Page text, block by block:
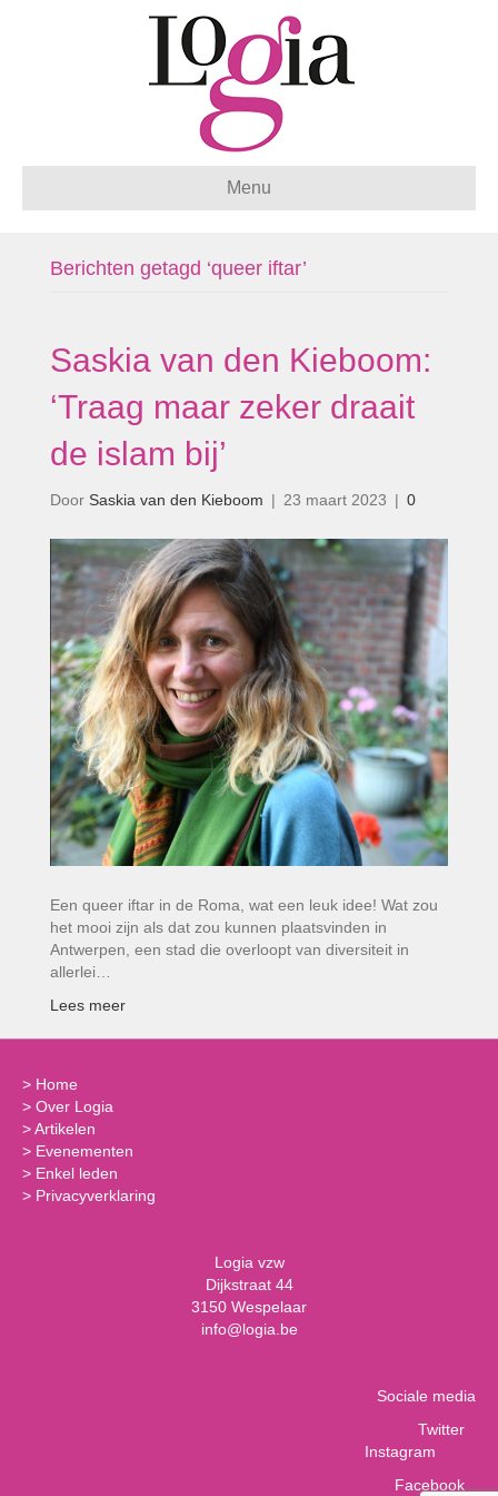
Menu
Berichten getagd ‘queer iftar’
Saskia van den Kieboom:
‘Traag maar zeker draait
de islam bij’
Door Saskia van den Kieboom | 23 maart 2023 | 0
Een queer iftar in de Roma, wat een leuk idee! Wat zou
het mooi zijn als dat zou kunnen plaatsvinden in
Antwerpen, een stad die overloopt van diversiteit in
allerlei…
Lees meer
> Home
> Over Logia
>Artikelen
> Evenementen
> Enkel leden
> Privacyverklaring
Logia vzw
Dijkstraat 44
3150 Wespelaar
info@logia.be
Sociale media
Twitter
Instagram
Facebook